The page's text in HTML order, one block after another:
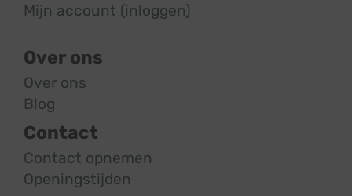
Mijn account (inloggen)
Over ons
Over ons
Blog
Contact
Contact opnemen
Openingstijden